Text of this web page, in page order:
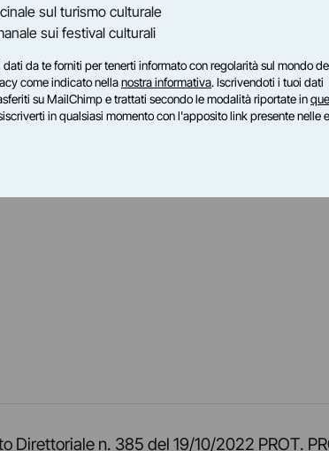
Direttoriale n. 385 del 19/10/2022 PROT.
sul turismo culturale
sui festival culturali
da te forniti per tenerti informato con regolarità sul mondo
come indicato nellanostra informativa. Iscrivendoti i tuoi dati
su MailChimp e trattati secondo le modalità riportate in
in qualsiasi momento con l'apposito link presente nelle